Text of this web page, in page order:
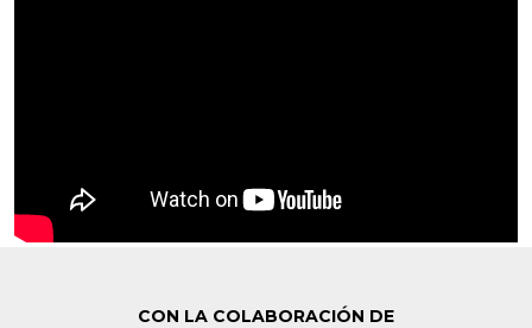
CON LA COLABORACIÓN DE